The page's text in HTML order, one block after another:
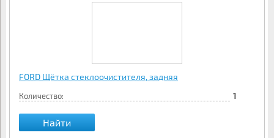
FORD Щётка стеклоочистителя, задняя
Количество: 1
Найти